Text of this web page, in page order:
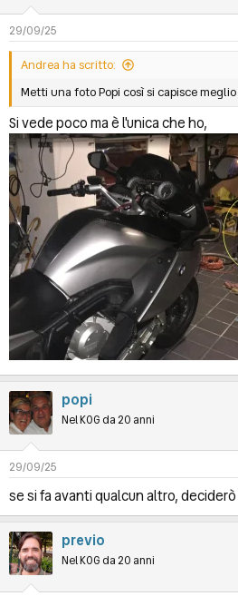
29/09/25
Andrea ha scritto:
Metti una foto Popi così si capisce
Si vede poco ma è l'unica che ho,
popi
Nel KOG da 20 anni
29/09/25
se si fa avanti qualcun altro,
previo
Nel KOG da 20 anni